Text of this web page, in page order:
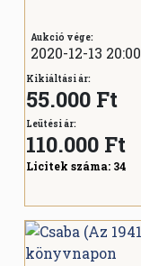
Aukció vége:
2020-12-13 20:00
Kikiáltási ár:
55.000 Ft
Leütési ár:
110.000 Ft
Licitek száma: 34